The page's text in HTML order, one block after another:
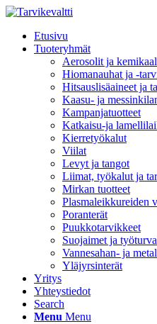
Etusivu
Tuoteryhmät
Aerosolit ja
Hiomanauhat ja -
Hitsauslisäaineet ja
Kaasu- ja
Kampanjatuotteet
Katkaisu-ja
Kierretyökalut
Viilat
Levyt ja tangot
Liimat, työkalut ja
Mirkan tuotteet
Plasmaleikkureiden
Poranterät
Puukkotarvikkeet
Suojaimet ja
Vannesahan- ja
Yläjyrsinterät
Yritys
Yhteystiedot
Search
Menu Menu